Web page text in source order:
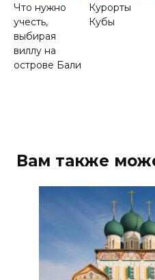
Что нужно
учесть,
выбирая
виллу на
острове Бали
Курорты
Кубы
Вам также